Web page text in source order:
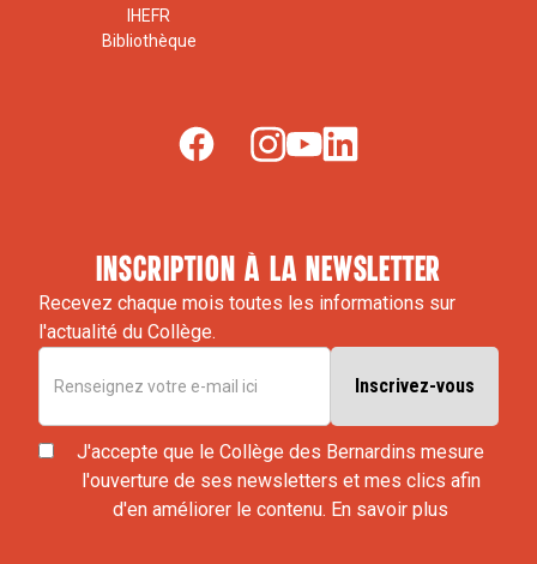
IHEFR
Bibliothèque
inscription à la newsletter
Recevez chaque mois toutes les informations sur
l'actualité du Collège.
J'accepte que le Collège des Bernardins mesure
l'ouverture de ses newsletters et mes clics afin
d'en améliorer le contenu. En savoir plus